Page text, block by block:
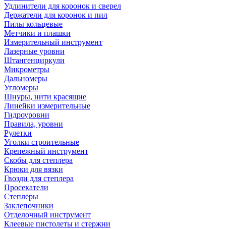
Удлинители для коронок и сверел
Держатели для коронок и пил
Пилы кольцевые
Метчики и плашки
Измерительный инструмент
Лазерные уровни
Штангенциркули
Микрометры
Дальномеры
Угломеры
Шнуры, нити красящие
Линейки измерительные
Гидроуровни
Правила, уровни
Рулетки
Уголки строительные
Крепежный инструмент
Скобы для степлера
Крюки для вязки
Гвозди для степлера
Просекатели
Степлеры
Заклепочники
Отделочный инструмент
Клеевые пистолеты и стержни